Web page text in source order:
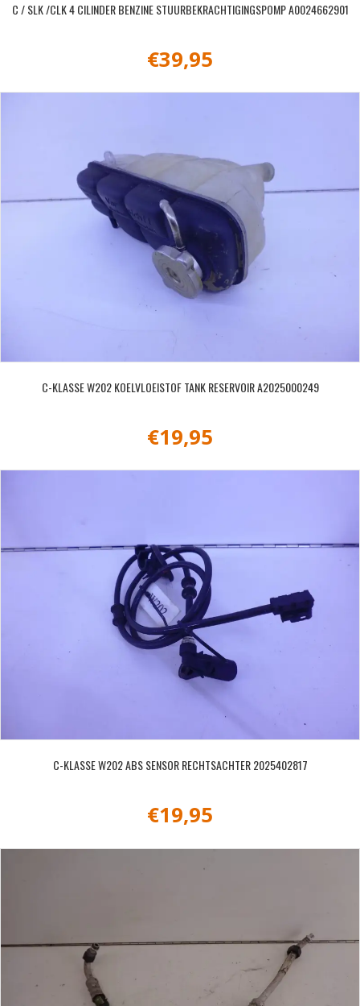
C / SLK /CLK 4 CILINDER BENZINE STUURBEKRACHTIGINGSPOMP A0024662901
€39,95
C-KLASSE W202 KOELVLOEISTOF TANK RESERVOIR A2025000249
€19,95
C-KLASSE W202 ABS SENSOR RECHTSACHTER 2025402817
€19,95